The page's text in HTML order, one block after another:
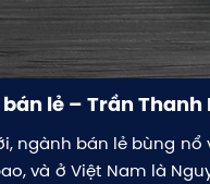
lẻ – Trần Thanh
ngành bán lẻ bùng nổ
và ở Việt Nam là